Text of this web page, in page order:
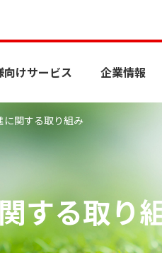
て 主な取
いて
取引時
けサービス
ーション
事業承
企業情報
電子公
ジへリンクします）
に関する取り組み
する取り
て 主な取
いて
取引時
ーション
電子公